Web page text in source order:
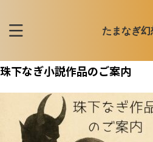
たまなぎ
珠下なぎ小説作品のご案内